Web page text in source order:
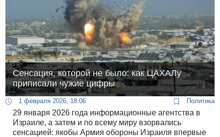
Сенсация, которой не было: как ЦАХАЛу
приписали чужие цифры
1 февраля 2026, 18:06 Политика
29 января 2026 года информационные агентства в
Израиле, а затем и по всему миру взорвались
сенсацией: якобы Армия обороны Израиля впервые